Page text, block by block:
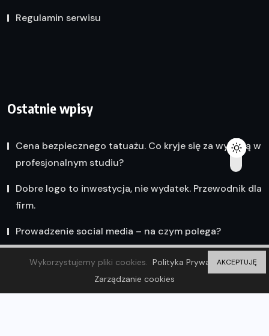
Regulamin serwisu
Ostatnie wpisy
Cena bezpiecznego tatuażu. Co kryje się za wyceną w
profesjonalnym studiu?
Dobre logo to inwestycja, nie wydatek. Przewodnik dla
firm.
Prowadzenie social media – na czym polega?
Wykorzystujemy pliki cookies. Polityka Prywatności
Zarządzanie cookies
AKCEPTUJĘ